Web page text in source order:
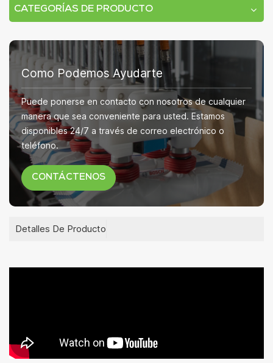
CATEGORÍAS DE PRODUCTO
Como Podemos Ayudarte
Puede ponerse en contacto con nosotros de cualquier
manera que sea conveniente para usted. Estamos
disponibles 24/7 a través de correo electrónico o
teléfono.
CONTÁCTENOS
Detalles De Producto